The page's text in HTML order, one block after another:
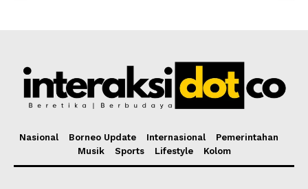
Nasional Borneo Update Internasional
Pemerintahan
Musik
Sports Lifestyle Kolom